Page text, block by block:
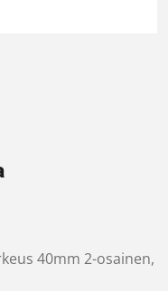
40mm 2-osainen,